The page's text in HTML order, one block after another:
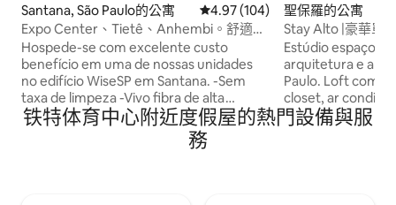
Santana, São Paulo的公寓 從 104 則評價中獲得 4.97 的平均
4.97 (104)
Expo Center、Tietê、Anhembi。舒適公
寓/車庫
Hospede-se com excelente custo
benefício em uma de nossas unidades
no edifício WiseSP em Santana. -Sem
taxa de limpeza -Vivo fibra de alta
velocidade -Piscina climatizada no Deck -
Academia bem equipada -Segurança e
聖保羅的公寓
Stay Alto |豪華單
Estúdio
arquitetura e a
Paulo. Loft completo! Com cama queen,
closet, ar
cozinha
TV 55” e uma
铁特体育中心附近度假屋的熱門設備與服
務